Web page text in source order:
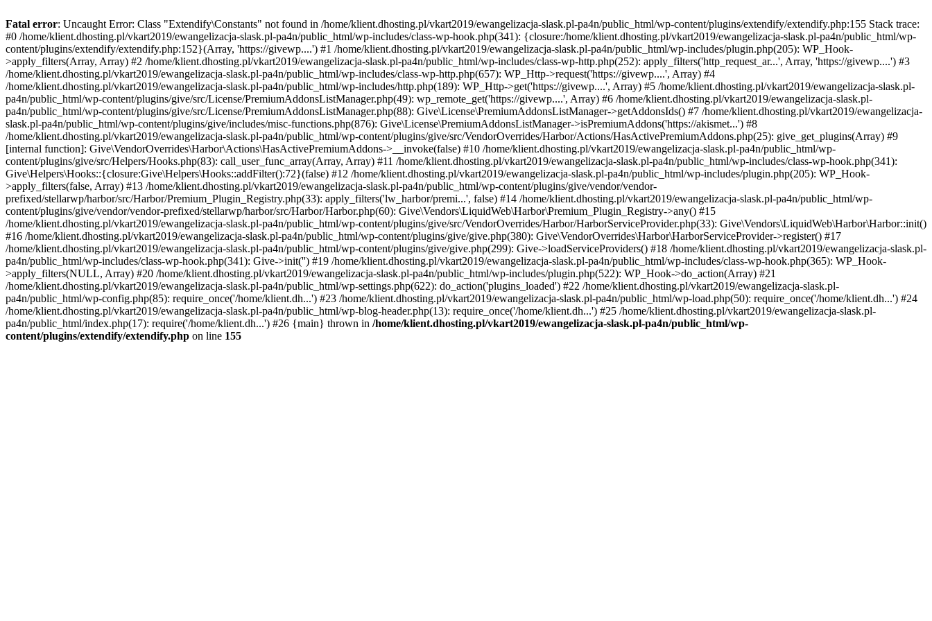
Fatal error: Uncaught Error: Class "Extendify\Constants" not found in /home/klient.dhosting.pl/vkart2019/ewangelizacja-slask.pl-pa4n/public_html/wp-content/plugins/extendify/extendify.php:155 Stack trace:
#0 /home/klient.dhosting.pl/vkart2019/ewangelizacja-slask.pl-pa4n/public_html/wp-includes/class-wp-hook.php(341): {closure:/home/klient.dhosting.pl/vkart2019/ewangelizacja-slask.pl-pa4n/public_html/wp-
content/plugins/extendify/extendify.php:152}(Array, 'https://givewp....') #1 /home/klient.dhosting.pl/vkart2019/ewangelizacja-slask.pl-pa4n/public_html/wp-includes/plugin.php(205): WP_Hook-
>apply_filters(Array, Array) #2 /home/klient.dhosting.pl/vkart2019/ewangelizacja-slask.pl-pa4n/public_html/wp-includes/class-wp-http.php(252): apply_filters('http_request_ar...', Array, 'https://givewp....') #3
/home/klient.dhosting.pl/vkart2019/ewangelizacja-slask.pl-pa4n/public_html/wp-includes/class-wp-http.php(657): WP_Http->request('https://givewp....', Array) #4
/home/klient.dhosting.pl/vkart2019/ewangelizacja-slask.pl-pa4n/public_html/wp-includes/http.php(189): WP_Http->get('https://givewp....', Array) #5 /home/klient.dhosting.pl/vkart2019/ewangelizacja-slask.pl-
pa4n/public_html/wp-content/plugins/give/src/License/PremiumAddonsListManager.php(49): wp_remote_get('https://givewp....', Array) #6 /home/klient.dhosting.pl/vkart2019/ewangelizacja-slask.pl-
pa4n/public_html/wp-content/plugins/give/src/License/PremiumAddonsListManager.php(88): Give\License\PremiumAddonsListManager->getAddonsIds() #7 /home/klient.dhosting.pl/vkart2019/ewangelizacja-
slask.pl-pa4n/public_html/wp-content/plugins/give/includes/misc-functions.php(876): Give\License\PremiumAddonsListManager->isPremiumAddons('https://akismet...') #8
/home/klient.dhosting.pl/vkart2019/ewangelizacja-slask.pl-pa4n/public_html/wp-content/plugins/give/src/VendorOverrides/Harbor/Actions/HasActivePremiumAddons.php(25): give_get_plugins(Array) #9
[internal function]: Give\VendorOverrides\Harbor\Actions\HasActivePremiumAddons->__invoke(false) #10 /home/klient.dhosting.pl/vkart2019/ewangelizacja-slask.pl-pa4n/public_html/wp-
content/plugins/give/src/Helpers/Hooks.php(83): call_user_func_array(Array, Array) #11 /home/klient.dhosting.pl/vkart2019/ewangelizacja-slask.pl-pa4n/public_html/wp-includes/class-wp-hook.php(341):
Give\Helpers\Hooks::{closure:Give\Helpers\Hooks::addFilter():72}(false) #12 /home/klient.dhosting.pl/vkart2019/ewangelizacja-slask.pl-pa4n/public_html/wp-includes/plugin.php(205): WP_Hook-
>apply_filters(false, Array) #13 /home/klient.dhosting.pl/vkart2019/ewangelizacja-slask.pl-pa4n/public_html/wp-content/plugins/give/vendor/vendor-
prefixed/stellarwp/harbor/src/Harbor/Premium_Plugin_Registry.php(33): apply_filters('lw_harbor/premi...', false) #14 /home/klient.dhosting.pl/vkart2019/ewangelizacja-slask.pl-pa4n/public_html/wp-
content/plugins/give/vendor/vendor-prefixed/stellarwp/harbor/src/Harbor/Harbor.php(60): Give\Vendors\LiquidWeb\Harbor\Premium_Plugin_Registry->any() #15
/home/klient.dhosting.pl/vkart2019/ewangelizacja-slask.pl-pa4n/public_html/wp-content/plugins/give/src/VendorOverrides/Harbor/HarborServiceProvider.php(33): Give\Vendors\LiquidWeb\Harbor\Harbor::init()
#16 /home/klient.dhosting.pl/vkart2019/ewangelizacja-slask.pl-pa4n/public_html/wp-content/plugins/give/give.php(380): Give\VendorOverrides\Harbor\HarborServiceProvider->register() #17
/home/klient.dhosting.pl/vkart2019/ewangelizacja-slask.pl-pa4n/public_html/wp-content/plugins/give/give.php(299): Give->loadServiceProviders() #18 /home/klient.dhosting.pl/vkart2019/ewangelizacja-slask.pl-
pa4n/public_html/wp-includes/class-wp-hook.php(341): Give->init('') #19 /home/klient.dhosting.pl/vkart2019/ewangelizacja-slask.pl-pa4n/public_html/wp-includes/class-wp-hook.php(365): WP_Hook-
>apply_filters(NULL, Array) #20 /home/klient.dhosting.pl/vkart2019/ewangelizacja-slask.pl-pa4n/public_html/wp-includes/plugin.php(522): WP_Hook->do_action(Array) #21
/home/klient.dhosting.pl/vkart2019/ewangelizacja-slask.pl-pa4n/public_html/wp-settings.php(622): do_action('plugins_loaded') #22 /home/klient.dhosting.pl/vkart2019/ewangelizacja-slask.pl-
pa4n/public_html/wp-config.php(85): require_once('/home/klient.dh...') #23 /home/klient.dhosting.pl/vkart2019/ewangelizacja-slask.pl-pa4n/public_html/wp-load.php(50): require_once('/home/klient.dh...') #24
/home/klient.dhosting.pl/vkart2019/ewangelizacja-slask.pl-pa4n/public_html/wp-blog-header.php(13): require_once('/home/klient.dh...') #25 /home/klient.dhosting.pl/vkart2019/ewangelizacja-slask.pl-
pa4n/public_html/index.php(17): require('/home/klient.dh...') #26 {main} thrown in /home/klient.dhosting.pl/vkart2019/ewangelizacja-slask.pl-pa4n/public_html/wp-
content/plugins/extendify/extendify.php on line 155